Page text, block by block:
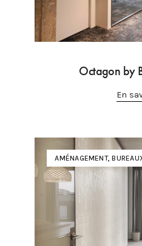
Octagon by
En
AMÉNAGEMENT,